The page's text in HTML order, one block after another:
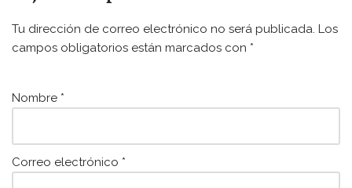
b
o
k
A
p
Tu dirección de correo electrónico no será publicada. Los
campos obligatorios están marcados con *
Nombre *
Correo electrónico *